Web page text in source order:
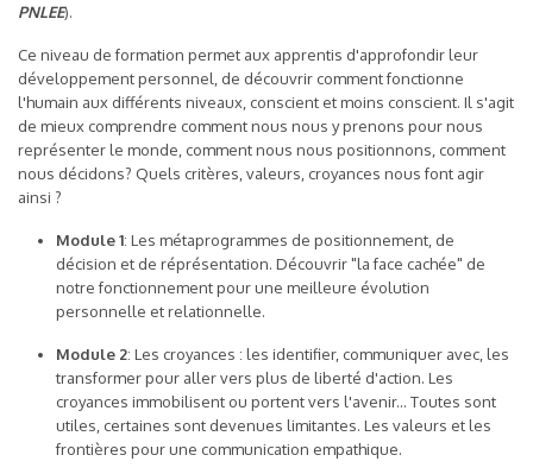
PNLEE).
Ce niveau de formation permet aux apprentis d'approfondir leur
développement personnel, de découvrir comment fonctionne
l'humain aux différents niveaux, conscient et moins conscient. Il s'agit
de mieux comprendre comment nous nous y prenons pour nous
représenter le monde, comment nous nous positionnons, comment
nous décidons? Quels critères, valeurs, croyances nous font agir
ainsi ?
Module 1: Les métaprogrammes de positionnement, de
décision et de réprésentation. Découvrir "la face cachée" de
notre fonctionnement pour une meilleure évolution
personnelle et relationnelle.
Module 2: Les croyances : les identifier, communiquer avec, les
transformer pour aller vers plus de liberté d'action. Les
croyances immobilisent ou portent vers l'avenir... Toutes sont
utiles, certaines sont devenues limitantes. Les valeurs et les
frontières pour une communication empathique.